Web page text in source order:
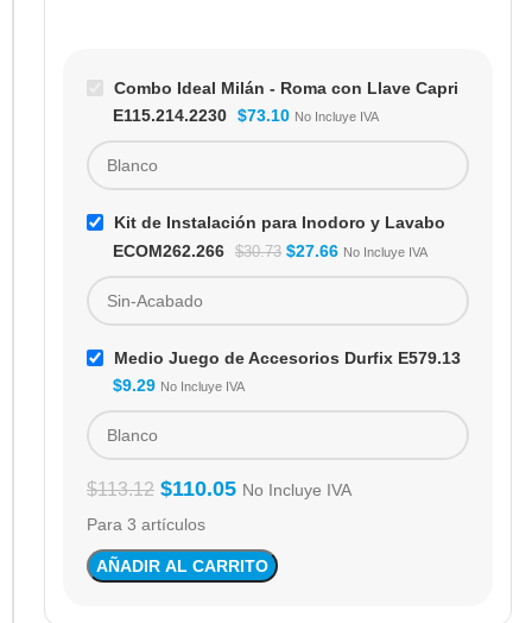
Combo Ideal Milán - Roma con Llave Capri
E115.214.2230 $73.10 No Incluye IVA
Kit de Instalación para Inodoro y Lavabo
ECOM262.266
$30.73 $27.66 No Incluye IVA
Medio Juego de Accesorios Durfix E579.13
$9.29 No Incluye IVA
$113.12 $110.05 No Incluye IVA
Para 3 artículos
AÑADIR AL CARRITO